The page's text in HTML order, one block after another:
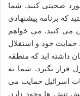
صحبتی کنند. شما
که برنامه پیشنهادی
می کنید. می خواهم
حمایت خود و استقلال
داشته اید که منطقه
قرار بگیرد. شما به
اسرائیل حمایت می
تنش ها وجود دارد.